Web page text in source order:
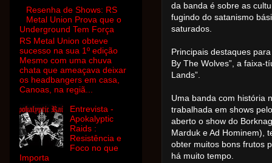
da banda é sobre as
fugindo do satanismo
saturados.
Principais destaques
By The Wolves”, a faixa-
Lands”.
Uma banda com história
trabalhada em shows
aberto o show do
Marduk e Ad Hominem),
obter muitos bons frutos
há muito tempo.
Resenha de Shows: RS
Metal Union Prova que o
Underground Tem Força
RS Metal Union obteve
sucesso na sua 1º edição
Mesmo com uma chuva
chata que ameaçava deixar
os headbangers em casa,
Canoas, na regiã...
Entrevista -
Apokalyptic
Raids :
Resistência e
Foco no que
Importa